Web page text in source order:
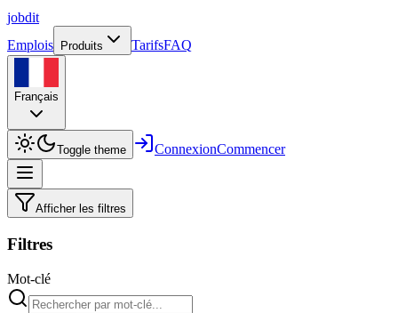
jobdit
Emplois
Produits TarifsFAQ
Français
Toggle theme ConnexionCommencer
Afficher les filtres
Filtres
Mot-clé